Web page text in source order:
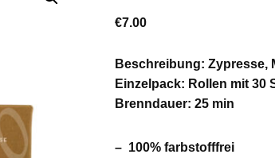
€7.00
Beschreibung: Zypresse,
Einzelpack: Rollen mit 30
Brenndauer: 25 min
– 100% farbstofffrei